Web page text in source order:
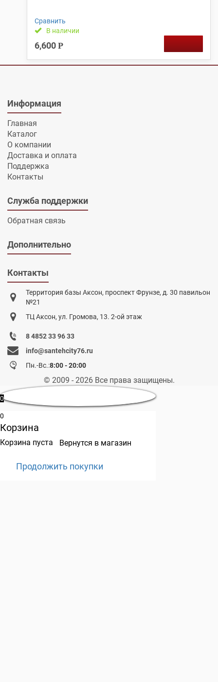
Сравнить
В наличии
6,600 Р
Информация
Главная
Каталог
О компании
Доставка и оплата
Поддержка
Контакты
Служба поддержки
Обратная связь
Дополнительно
Контакты
Территория базы Аксон, проспект Фрунзе, д. 30 павильон
№21
ТЦ Аксон, ул. Громова, 13. 2-ой этаж
8 4852 33 96 33
info@santehcity76.ru
Пн.-Вс.:8:00 - 20:00
© 2009 - 2026 Все права защищены.
0
0
Корзина
Корзина пуста Вернутся в магазин
Продолжить покупки